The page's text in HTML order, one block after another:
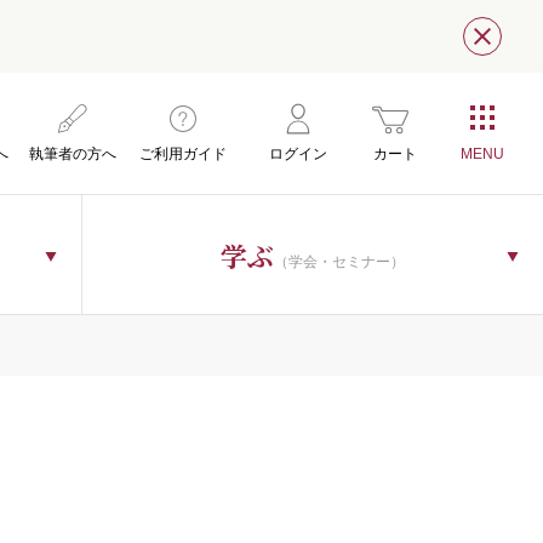
閉じ
執筆者の方へ ご利用ガイド ログイン カート
学ぶ （学会・セミナー）